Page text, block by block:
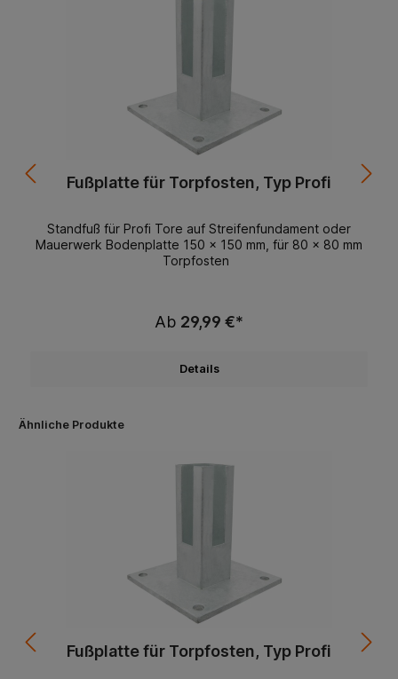
Fußplatte für Torpfosten, Typ Profi
Standfuß für Profi Tore auf Streifenfundament oder
Mauerwerk Bodenplatte 150 x 150 mm, für 80 x 80 mm
Torpfosten
Ab 29,99 €*
Details
Ähnliche Produkte
Fußplatte für Torpfosten, Typ Profi